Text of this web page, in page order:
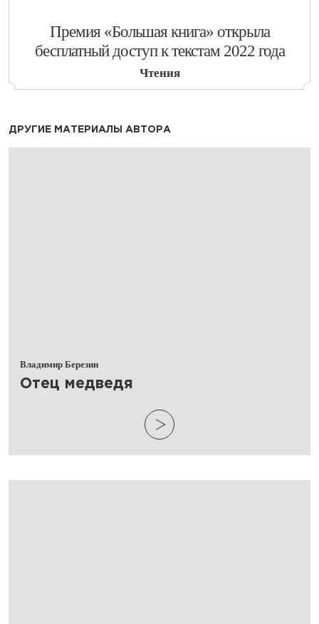
​Премия «Большая книга» открыла
бесплатный доступ к текстам 2022 года
Чтения
ДРУГИЕ МАТЕРИАЛЫ АВТОРА
Владимир Березин
​Отец медведя